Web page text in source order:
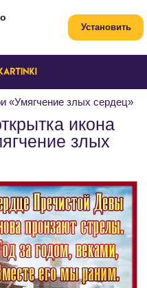
«Умягчение злых сердец»
икона
злых
Установить